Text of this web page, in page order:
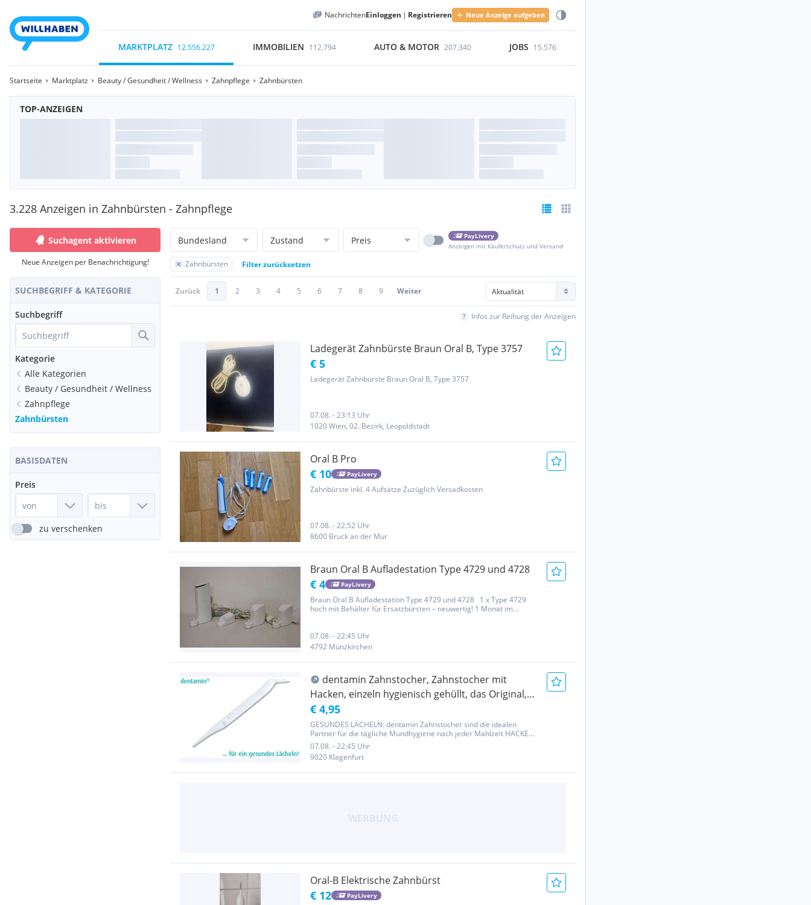
NachrichtenEinloggen | Registrieren Neue Anzeige aufgeben
MARKTPLATZ 12.556.227 IMMOBILIEN 112.794 AUTO & MOTOR 207.340 JOBS 15.576
Startseite Marktplatz Beauty / Gesundheit / Wellness Zahnpflege Zahnbürsten
TOP-ANZEIGEN
3.228 Anzeigen in Zahnbürsten - Zahnpflege
Suchagent aktivieren
Neue Anzeigen per Benachrichtigung!
SUCHBEGRIFF & KATEGORIE
Suchbegriff
Kategorie
Alle Kategorien
Beauty / Gesundheit / Wellness
Zahnpflege
Zahnbürsten
BASISDATEN
Preis
zu verschenken
Bundesland Zustand Preis
PayLivery
Anzeigen mit Käuferschutz und Versand
Zahnbürsten Filter zurücksetzen
Zurück 1 2 3 4 5 6 7 8 9 Weiter
Infos zur Reihung der Anzeigen
Ladegerät Zahnbürste Braun Oral B, Type 3757
€ 5
Ladegerät Zahnbürste Braun Oral B, Type 3757
07.08. - 23:13 Uhr
1020 Wien, 02. Bezirk, Leopoldstadt
Oral B Pro
€ 10 PayLivery
Zahnbürste inkl. 4 Aufsätze Zuzüglich Versadkosten
07.08. - 22:52 Uhr
8600 Bruck an der Mur
Braun Oral B Aufladestation Type 4729 und 4728
€ 4 PayLivery
Braun Oral B Aufladestation Type 4729 und 4728 1 x Type 4729
hoch mit Behälter für Ersatzbürsten – neuwertig! 1 Monat im
07.08. - 22:45 Uhr
4792 Münzkirchen
dentamin Zahnstocher, Zahnstocher mit
Hacken, einzeln hygienisch gehüllt, das Original,
Zahnpflege, Zahnseide, Interdentalbürste
€ 4,95
GESUNDES LÄCHELN: dentamin Zahnstocher sind die idealen
Partner für die tägliche Mundhygiene nach jeder Mahlzeit HACKEN
FÜR RÜCKSEITE: Dank dem vorhandenen Haken werden auch die
Rückseiten der Zähne und Backenzähne einfach erreicht BLUTFREIE
BENUTZUNG:...
07.08. - 22:45 Uhr
9020 Klagenfurt
Oral-B Elektrische Zahnbürst
€ 12 PayLivery